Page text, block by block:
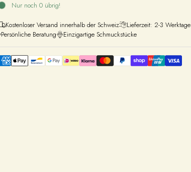
Nur noch 0 übrig!
Kostenloser Versand innerhalb der Schweiz
Lieferzeit: 2-3 Werktage
Persönliche Beratung
Einzigartige Schmuckstücke